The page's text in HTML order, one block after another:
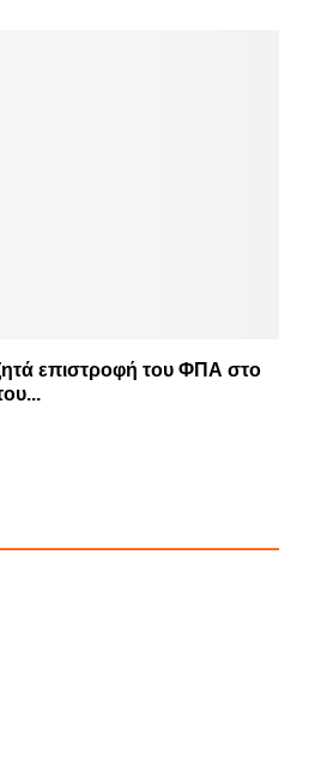
επιστροφή του ΦΠΑ στο